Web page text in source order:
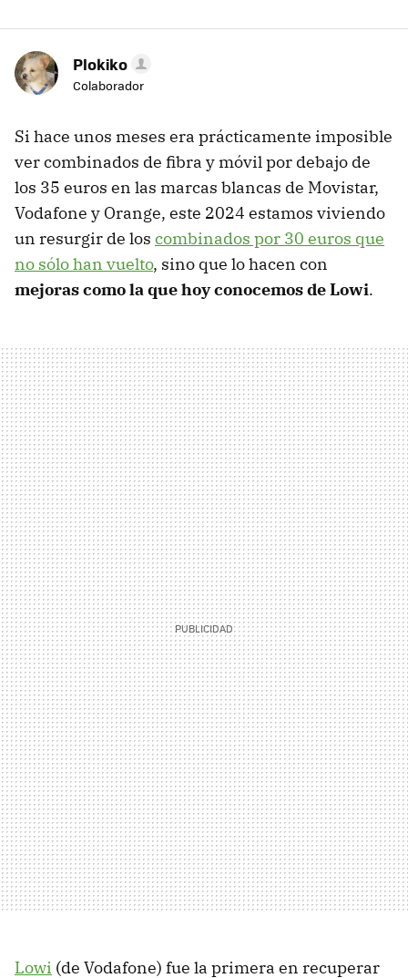
Plokiko
Colaborador
Si hace unos meses era prácticamente imposible
ver combinados de fibra y móvil por debajo de
los 35 euros en las marcas blancas de Movistar,
Vodafone y Orange, este 2024 estamos viviendo
un resurgir de los combinados por 30 euros que
no sólo han vuelto, sino que lo hacen con
mejoras como la que hoy conocemos de Lowi.
Lowi (de Vodafone) fue la primera en recuperar